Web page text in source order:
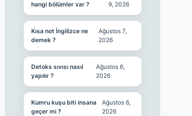
hangi bölümler var ?
9, 2026
Kısa not İngilizce ne
demek ?
Ağustos 7,
2026
Detoks sıvısı nasıl
yapılır ?
Ağustos 6,
2026
Kumru kuşu biti insana
geçer mi ?
Ağustos 6,
2026